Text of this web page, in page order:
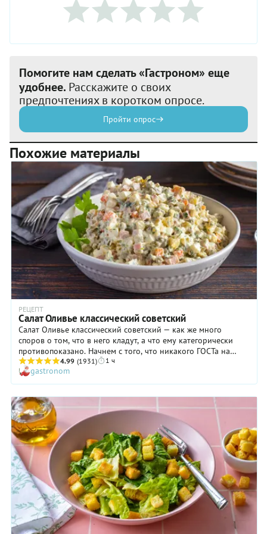
Помогите нам сделать «Гастроном» еще
удобнее. Расскажите о своих
предпочтениях в коротком опросе.
Пройти опрос
Похожие материалы
РЕЦЕПТ
Салат Оливье классический советский
Салат Оливье классический советский — как же много
споров о том, что в него кладут, а что ему категорически
противопоказано. Начнем с того, что никакого ГОСТа на
салат оливье в Советском Союзе никогда не существовало, а
значит и четко утвержденного кем-то состава. Советский
салат оливье — поистине народное мегаблюдо, без которого
был немыслим новогодний стол, но у всех хозяек салат
получался разного вкуса. Кладут ли лук в салат оливье? Это
один из ключевых вопросов. Большинство проголосует
против, а кому-то наоборот нравится сочный островатый
акцент в мягком салате. Редко кто спросит, нужны ли в
оливье яйца, потому что ответ очевиден: конечно, нужны. А
вот из-за моркови буквально дерутся: «Она искажает вкус»,
«Она вносит ненужную сладкую нотку», «Никакой моркови
никогда не было»… И наоборот: «Куда подевали морковь?»,
«Верните ее в оливье!» Скажем, как думаем: морковь вносит
приятную сладкую нотку, а еще делает салат красивым и
аппетитным на вид. Так что это дело вкуса. Соленые огурцы
или маринованные? Да кто какие любит! В советское время
4.99 (1931) 1 ч
gastronom